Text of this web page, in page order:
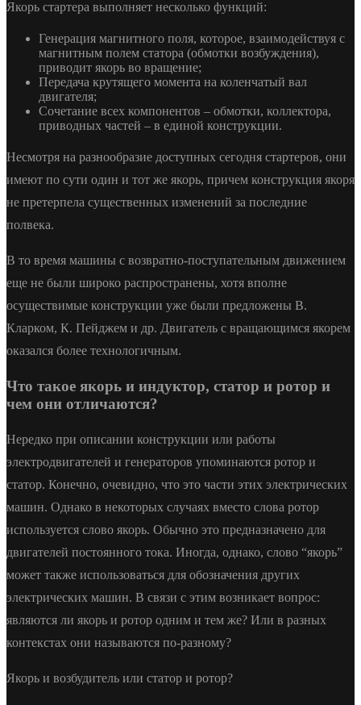
Якорь стартера выполняет несколько функций:
Генерация магнитного поля, которое, взаимодействуя с
магнитным полем статора (обмотки возбуждения),
приводит якорь во вращение;
Передача крутящего момента на коленчатый вал
двигателя;
Сочетание всех компонентов – обмотки, коллектора,
приводных частей – в единой конструкции.
Несмотря на разнообразие доступных сегодня стартеров, они
имеют по сути один и тот же якорь, причем конструкция якоря
не претерпела существенных изменений за последние
полвека.
В то время машины с возвратно-поступательным движением
еще не были широко распространены, хотя вполне
осуществимые конструкции уже были предложены В.
Кларком, К. Пейджем и др. Двигатель с вращающимся якорем
оказался более технологичным.
Что такое якорь и индуктор, статор и ротор и
чем они отличаются?
Нередко при описании конструкции или работы
электродвигателей и генераторов упоминаются ротор и
статор. Конечно, очевидно, что это части этих электрических
машин. Однако в некоторых случаях вместо слова ротор
используется слово якорь. Обычно это предназначено для
двигателей постоянного тока. Иногда, однако, слово “якорь”
может также использоваться для обозначения других
электрических машин. В связи с этим возникает вопрос:
являются ли якорь и ротор одним и тем же? Или в разных
контекстах они называются по-разному?
Якорь и возбудитель или статор и ротор?